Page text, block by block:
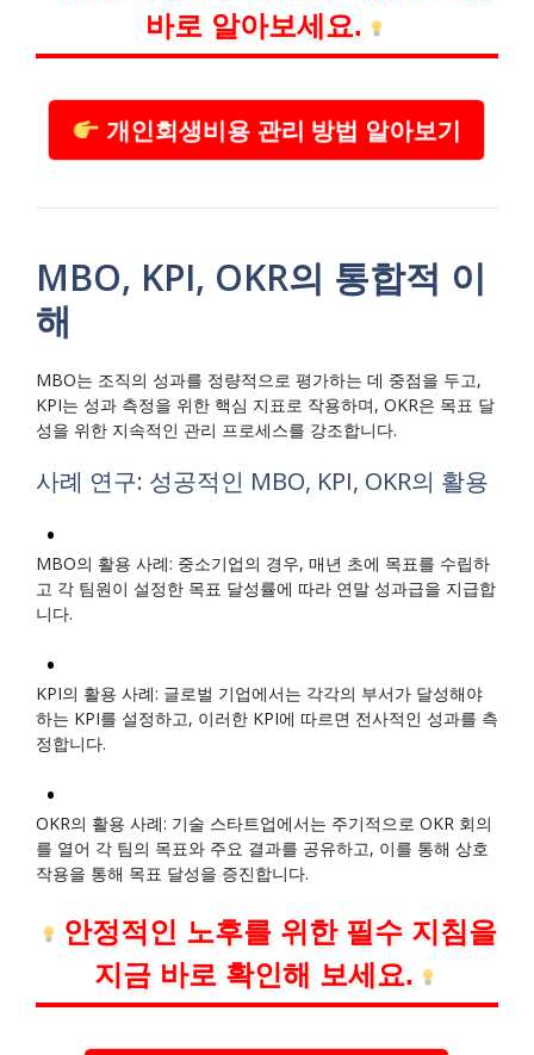
바로 알아보세요.
개인회생비용 관리 방법 알아보기
MBO, KPI, OKR의 통합적 이
해
MBO는 조직의 성과를 정량적으로 평가하는 데 중점을 두고,
KPI는 성과 측정을 위한 핵심 지표로 작용하며, OKR은 목표 달
성을 위한 지속적인 관리 프로세스를 강조합니다.
사례 연구: 성공적인 MBO, KPI, OKR의 활용
MBO의 활용 사례: 중소기업의 경우, 매년 초에 목표를 수립하
고 각 팀원이 설정한 목표 달성률에 따라 연말 성과급을 지급합
니다.
KPI의 활용 사례: 글로벌 기업에서는 각각의 부서가 달성해야
하는 KPI를 설정하고, 이러한 KPI에 따르면 전사적인 성과를 측
정합니다.
OKR의 활용 사례: 기술 스타트업에서는 주기적으로 OKR 회의
를 열어 각 팀의 목표와 주요 결과를 공유하고, 이를 통해 상호
작용을 통해 목표 달성을 증진합니다.
안정적인 노후를 위한 필수 지침을
지금 바로 확인해 보세요.